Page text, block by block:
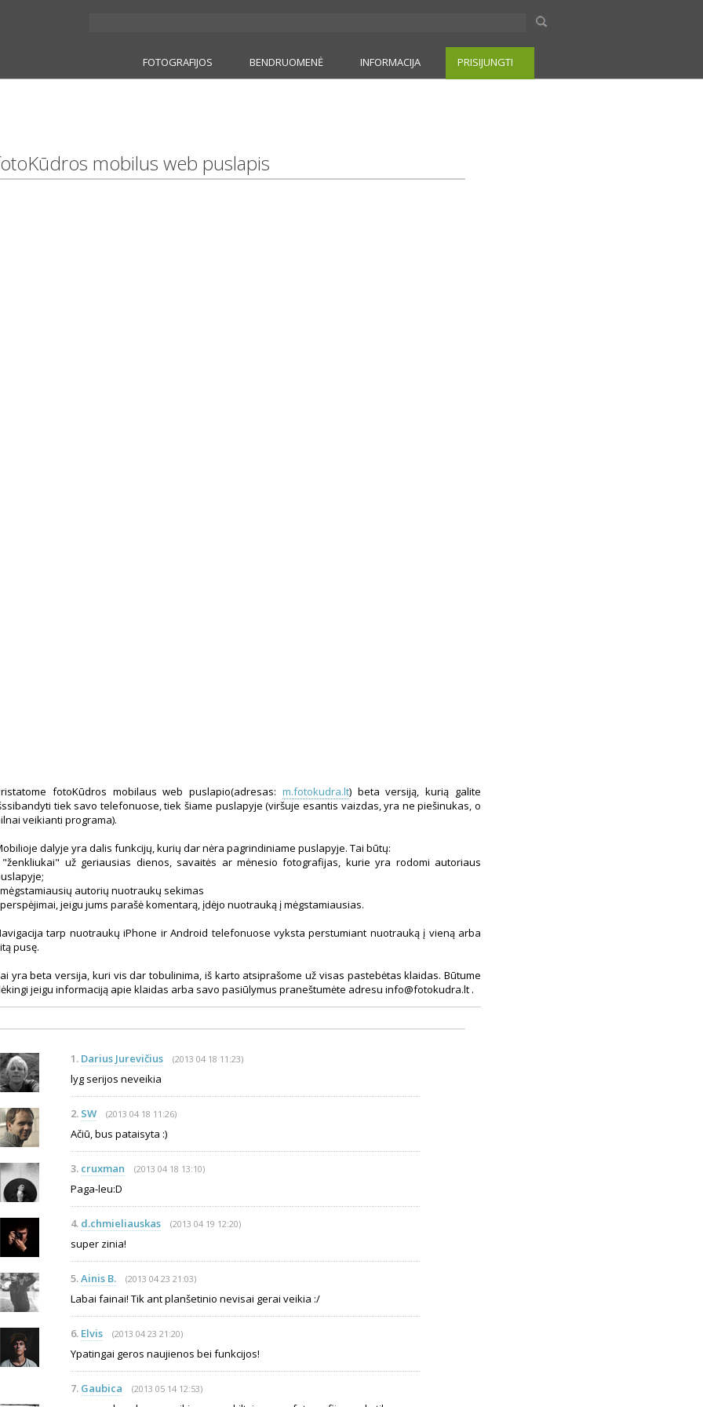
FOTOGRAFIJOS BENDRUOMENĖ INFORMACIJA PRISIJUNGTI
mobilus web puslapis
fotoKūdros mobilaus web puslapio(adresas: m.fotokudra.lt) beta versiją, kurią galite
tiek savo telefonuose, tiek šiame puslapyje (viršuje esantis vaizdas, yra ne piešinukas, o
veikianti programa).
dalyje yra dalis funkcijų, kurių dar nėra pagrindiniame puslapyje. Tai būtų:
už geriausias dienos, savaitės ar mėnesio fotografijas, kurie yra rodomi autoriaus
autorių nuotraukų sekimas
jeigu jums parašė komentarą, įdėjo nuotrauką į mėgstamiausias.
tarp nuotraukų iPhone ir Android telefonuose vyksta perstumiant nuotrauką į vieną arba
pusę.
yra beta versija, kuri vis dar tobulinima, iš karto atsiprašome už visas pastebėtas klaidas. Būtume
jeigu informaciją apie klaidas arba savo pasiūlymus praneštumėte adresu info@fotokudra.lt .
1. Darius Jurevičius (2013 04 18 11:23)
lyg serijos neveikia
2. SW (2013 04 18 11:26)
Ačiū, bus pataisyta :)
3. cruxman (2013 04 18 13:10)
Paga-leu:D
4. d.chmieliauskas (2013 04 19 12:20)
super zinia!
5.Ainis B. (2013 04 23 21:03)
Labai fainai! Tik ant planšetinio nevisai gerai veikia :/
6. Elvis (2013 04 23 21:20)
Ypatingai geros naujienos bei funkcijos!
7. Gaubica (2013 05 14 12:53)